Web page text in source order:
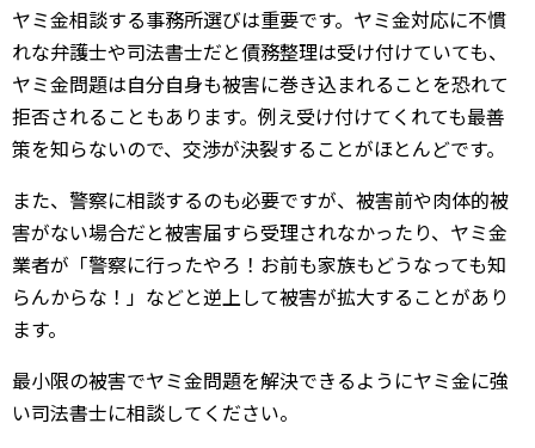
ヤミ金相談する事務所選びは重要です。ヤミ金対応に不慣
れな弁護士や司法書士だと債務整理は受け付けていても、
ヤミ金問題は自分自身も被害に巻き込まれることを恐れて
拒否されることもあります。例え受け付けてくれても最善
策を知らないので、交渉が決裂することがほとんどです。
また、警察に相談するのも必要ですが、被害前や肉体的被
害がない場合だと被害届すら受理されなかったり、ヤミ金
業者が「警察に行ったやろ！お前も家族もどうなっても知
らんからな！」などと逆上して被害が拡大することがあり
ます。
最小限の被害でヤミ金問題を解決できるようにヤミ金に強
い司法書士に相談してください。